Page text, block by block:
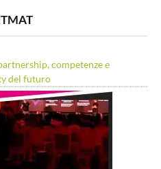
competenze e
del futuro